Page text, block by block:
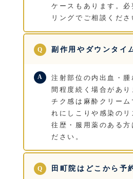
ケースもあります。
リングでご相談くださ
副作用やダウンタイ
注射部位の内出血・
間程度続く場合があ
チク感は麻酔クリー
れにしこりや感染の
往歴・服用薬のある方
ださい。
田町院はどこから予